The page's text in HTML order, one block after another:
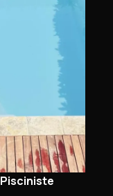
Pisciniste